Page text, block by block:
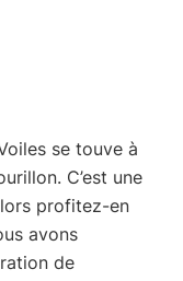
se touve à
C’est une
profitez-en
avons
de